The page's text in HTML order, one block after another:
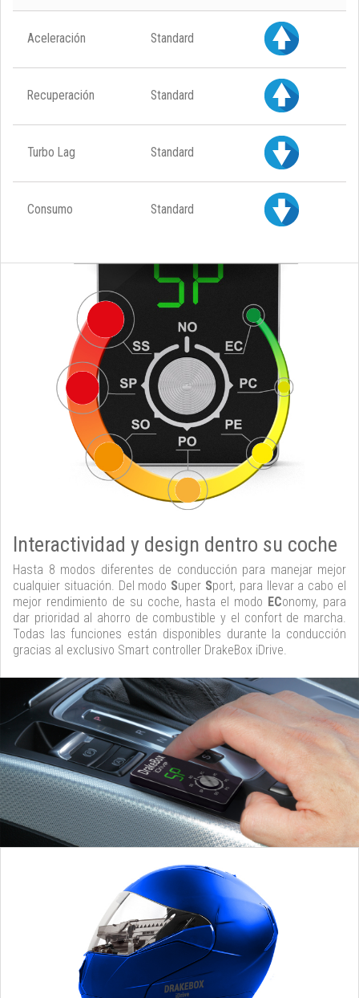
Aceleración Standard
Recuperación Standard
Turbo Lag Standard
Consumo Standard
Interactividad y design dentro su coche
Hasta 8 modos diferentes de conducción para manejar mejor
cualquier situación. Del modo Super Sport, para llevar a cabo el
mejor rendimiento de su coche, hasta el modo EConomy, para
dar prioridad al ahorro de combustible y el confort de marcha.
Todas las funciones están disponibles durante la conducción
gracias al exclusivo Smart controller DrakeBox iDrive.